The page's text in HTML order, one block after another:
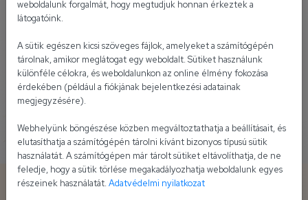
Sült tarja Erős Pistás-kólás
weboldalunk forgalmát, hogy megtudjuk honnan érkeztek a
látogatóink.
A sütik egészen kicsi szöveges fájlok, amelyeket a számítógépén
tárolnak, amikor meglátogat egy weboldalt. Sütiket használunk
különféle célokra, és weboldalunkon az online élmény fokozása
érdekében (például a fiókjának bejelentkezési adatainak
megjegyzésére).
Webhelyünk böngészése közben megváltoztathatja a beállításait, és
elutasíthatja a számítógépén tárolni kívánt bizonyos típusú sütik
használatát. A számítógépen már tárolt sütiket eltávolíthatja, de ne
feledje, hogy a sütik törlése megakadályozhatja weboldalunk egyes
részeinek használatát. Adatvédelmi nyilatkozat